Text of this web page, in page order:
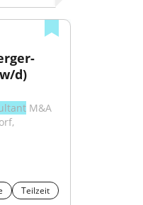
d)
M&A
IT (m/w/d). Standorte: Berlin, Düsseldorf,
Teilzeit